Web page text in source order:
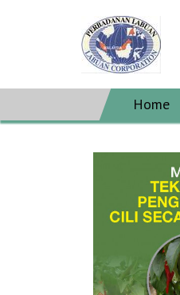
Home